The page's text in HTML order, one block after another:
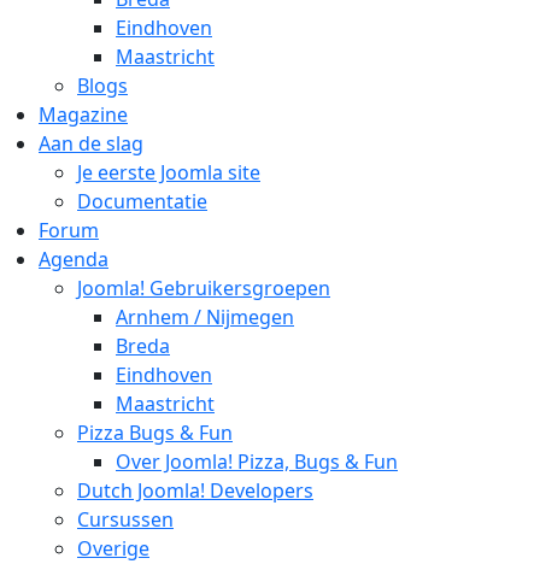
Eindhoven
Maastricht
Blogs
Magazine
Aan de slag
Je eerste Joomla site
Documentatie
Forum
Agenda
Joomla! Gebruikersgroepen
Arnhem / Nijmegen
Breda
Eindhoven
Maastricht
Pizza Bugs & Fun
Over Joomla! Pizza, Bugs & Fun
Dutch Joomla! Developers
Cursussen
Overige